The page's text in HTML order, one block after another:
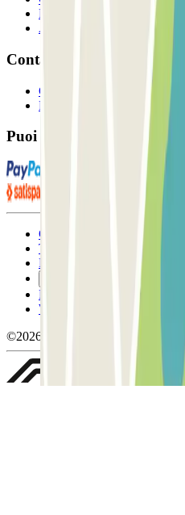
Proprietari di parcheggio
Affiliati
Contatto
Contattaci
FAQ
Puoi utilizzare questi
Condizioni contrattuali e di
Termini di cancellazione
Politica sui cookies
Politica sulla privacy
Whistleblowing
©2026 Parclick. Tutti i diritti